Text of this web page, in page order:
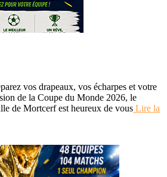
vos drapeaux, vos écharpes et votre
de la Coupe du Monde 2026, le
de Mortcerf est heureux de vous Lire la